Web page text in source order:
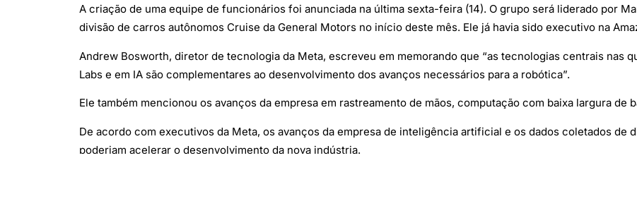
A criação de uma equipe de funcionários foi anunciada na última sexta-feira (14). O grupo será liderado por
divisão de carros autônomos Cruise da General Motors no início deste mês. Ele já havia sido executivo na
Andrew Bosworth, diretor de tecnologia da Meta, escreveu em memorando que “as tecnologias centrais nas
Labs e em IA são complementares ao desenvolvimento dos avanços necessários para a robótica”.
Ele também mencionou os avanços da empresa em rastreamento de mãos, computação com baixa largura de
De acordo com executivos da Meta, os avanços da empresa de inteligência artificial e os dados coletados de
poderiam acelerar o desenvolvimento da nova indústria.